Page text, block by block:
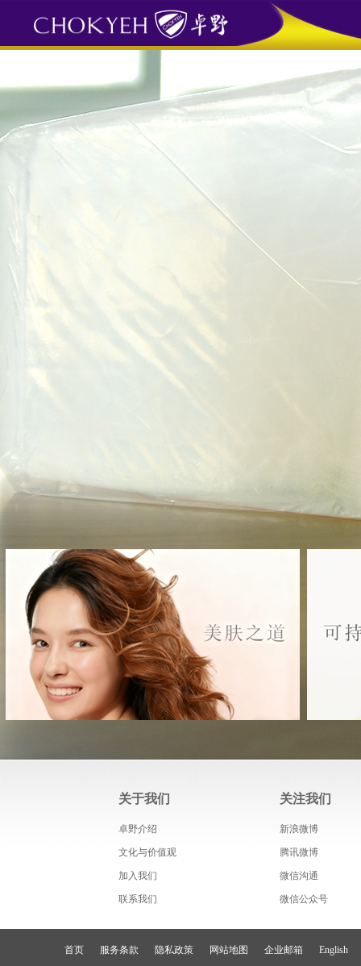
关于我们
卓野介绍
文化与价值观
加入我们
联系我们
关注我们
新浪微博
腾讯微博
微信沟通
微信公众号
首页 服务条款 隐私政策 网站地图 企业邮箱
English